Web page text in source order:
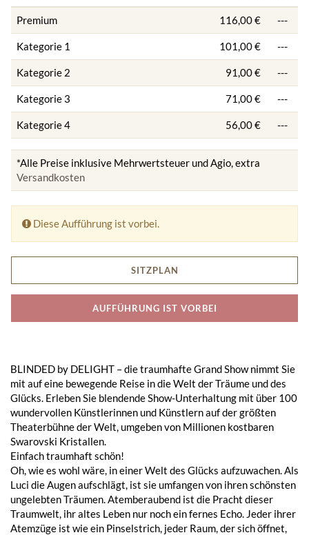
Premium 116,00 € ---
Kategorie 1 101,00 € ---
Kategorie 2 91,00 € ---
Kategorie 3 71,00 € ---
Kategorie 4 56,00 € ---
*Alle Preise inklusive Mehrwertsteuer und Agio, extra
Versandkosten
Diese Aufführung ist vorbei.
SITZPLAN
AUFFÜHRUNG IST VORBEI
BLINDED by DELIGHT – die traumhafte Grand Show nimmt Sie
mit auf eine bewegende Reise in die Welt der Träume und des
Glücks. Erleben Sie blendende Show-Unterhaltung mit über 100
wundervollen Künstlerinnen und Künstlern auf der größten
Theaterbühne der Welt, umgeben von Millionen kostbaren
Swarovski Kristallen.
Einfach traumhaft schön!
Oh, wie es wohl wäre, in einer Welt des Glücks aufzuwachen. Als
Luci die Augen aufschlägt, ist sie umfangen von ihren schönsten
ungelebten Träumen. Atemberaubend ist die Pracht dieser
Traumwelt, ihr altes Leben nur noch ein fernes Echo. Jeder ihrer
Atemzüge ist wie ein Pinselstrich, jeder Raum, der sich öffnet,